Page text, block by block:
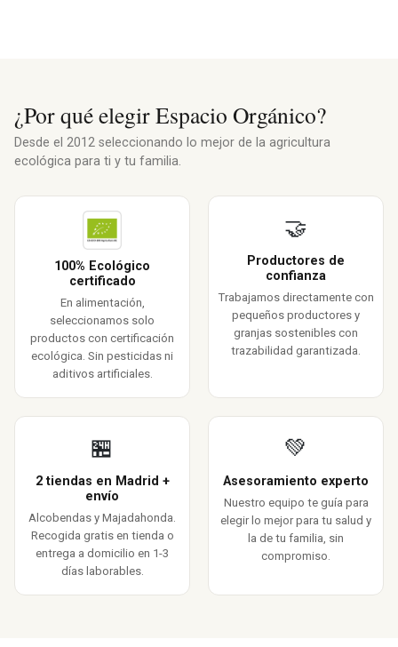
¿Por qué elegir Espacio Orgánico?
Desde el 2012 seleccionando lo mejor de la agricultura
ecológica para ti y tu familia.
100% Ecológico
certificado
En alimentación,
seleccionamos solo
productos con certificación
ecológica. Sin pesticidas ni
aditivos artificiales.
🤝
Productores de
confianza
Trabajamos directamente con
pequeños productores y
granjas sostenibles con
trazabilidad garantizada.
🏪
2 tiendas en Madrid +
envío
Alcobendas y Majadahonda.
Recogida gratis en tienda o
entrega a domicilio en 1-3
días laborables.
💚
Asesoramiento experto
Nuestro equipo te guía para
elegir lo mejor para tu salud y
la de tu familia, sin
compromiso.